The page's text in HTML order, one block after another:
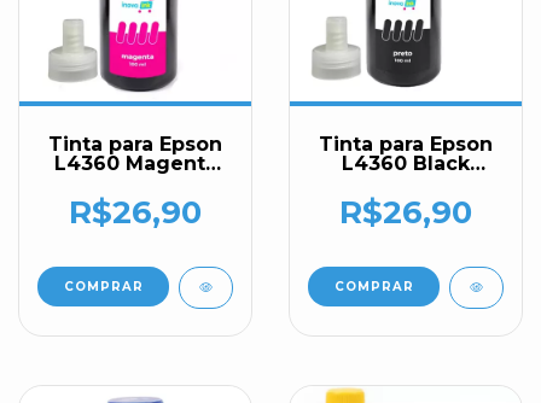
Tinta para Epson
L4360 Magenta
R$26,90
Tinta para Epson
L4360 Black
R$26,90